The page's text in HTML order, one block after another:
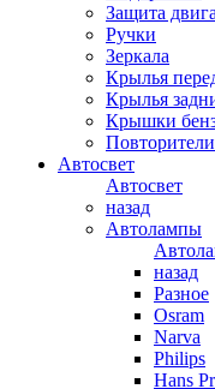
Защита
Ручки
Зеркала
Крылья
Крылья
Крышки
Автосвет
Автосвет
назад
Автолампы
назад
Разное
Osram
Narva
Philips
Hans